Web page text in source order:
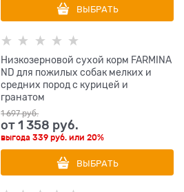
ВЫБРАТЬ
Низкозерновой cухой корм FARMINA
ND для пожилых собак мелких и
средних пород с курицей и
гранатом
1 697 руб.
от1 358 руб.
выгода339 руб. или20%
ВЫБРАТЬ